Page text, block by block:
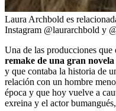
Laura Archbold es
Instagram @laurarchbold y
Una de las producciones que
remake de una gran novela
y que contaba la historia de
relación con un hombre
época y que hoy vuelve a
exreina y el actor